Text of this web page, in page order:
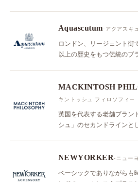
Aquascutum-アクアスキ
ロンドン、リージェント街
以上の歴史をもつ伝統のブ
MACKINTOSH
キントッシュ フィロソフィー
英国を代表する老舗ブラン
シュ」のセカンドラインと
NEWYORKER-ニュー
ベーシックでありながらも